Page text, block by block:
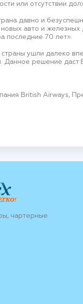
или отсутствии
давно и
авто и железных
последние 70 лет».
ушли далеко
Данное решение даст
British Airways,
чартерные